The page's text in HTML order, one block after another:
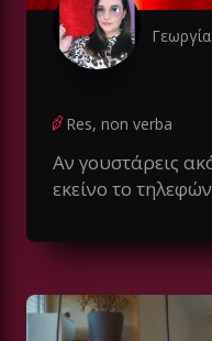
Res, non verba
Αν γουστάρεις
εκείνο το